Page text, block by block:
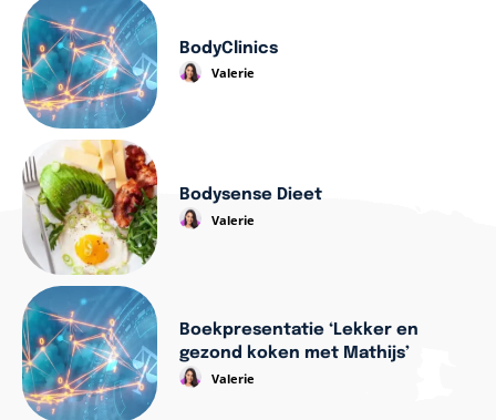
BodyClinics
Valerie
Bodysense Dieet
Valerie
Boekpresentatie ‘Lekker en
gezond koken met Mathijs’
Valerie